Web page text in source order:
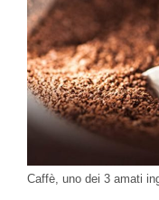
Caffè, uno dei 3 amati